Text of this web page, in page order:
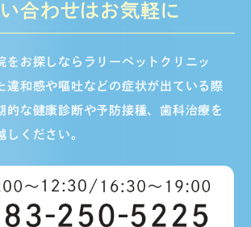
合わせはお気軽に
をお探しならラリーペットクリニッ
違和感や嘔吐などの症状が出ている際
的な健康診断や予防接種、歯科治療を
しください。